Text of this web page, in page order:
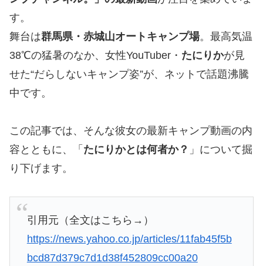
す。
舞台は群馬県・赤城山オートキャンプ場。最高気温
38℃の猛暑のなか、女性YouTuber・ たにりかが見
せた“だらしないキャンプ姿”が、ネットで話題沸騰
中です。
この記事では、そんな彼女の最新キャンプ動画の内
容とともに、「 たにりかとは何者か？ 」について掘
り下げます。
引用元（全文はこちら→）
https://news.yahoo.co.jp/articles/11fab45f5b
bcd87d379c7d1d38f452809cc00a20